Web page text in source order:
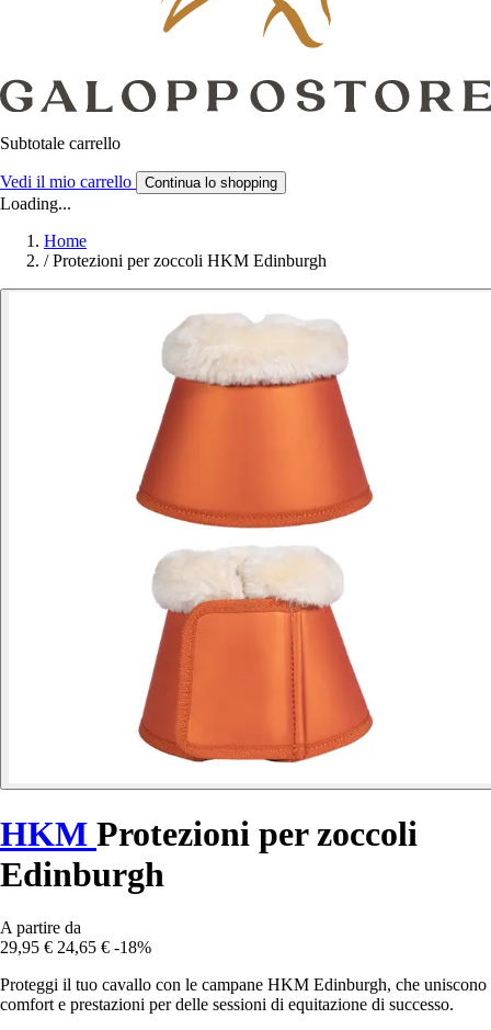
Subtotale carrello
Vedi il mio carrello Continua lo shopping
Loading...
Home
/ Protezioni per zoccoli HKM Edinburgh
HKM Protezioni per zoccoli
Edinburgh
A partire da
29,95 € 24,65 € -18%
Proteggi il tuo cavallo con le campane HKM Edinburgh, che uniscono
comfort e prestazioni per delle sessioni di equitazione di successo.